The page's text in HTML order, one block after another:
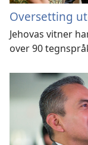
Oversetting
Jehovas vitner
over 90